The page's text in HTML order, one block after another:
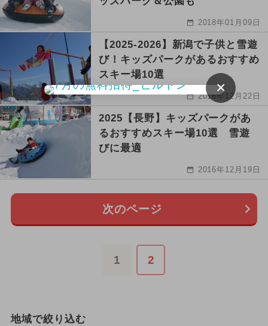
2018年01月09日
【2025-2026】新潟で子供と雪遊
び！キッズパークがあるおすすめ
スキー場10選
2016年12月22日
2025【長野】キッズパークがあ
るおすすめスキー場10選 雪遊
びに最適
2016年12月19日
次のページ
1 2
地域で絞り込む
×